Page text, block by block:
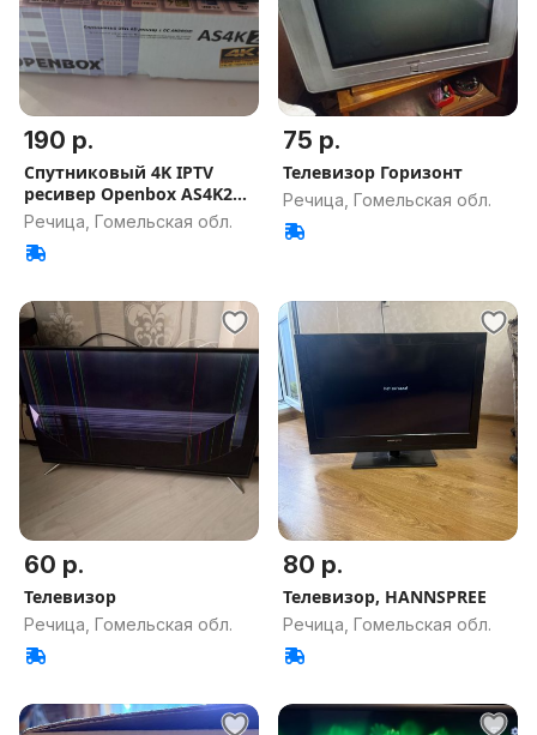
190 р.
Спутниковый 4K IPTV
ресивер Openbox AS4K2X
Android
Речица, Гомельская обл.
75 р.
Телевизор Горизонт
Речица, Гомельская обл.
60 р.
Телевизор
Речица, Гомельская обл.
80 р.
Телевизор, HANNSPREE
Речица, Гомельская обл.